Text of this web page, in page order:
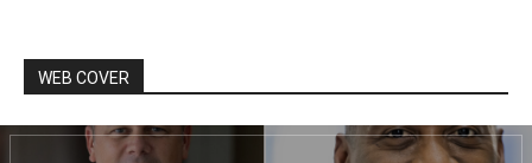
WEB COVER